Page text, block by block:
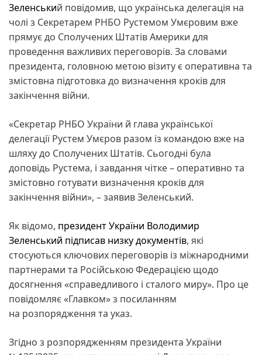
Зеленський повідомив, що українська делегація на
чолі з Секретарем РНБО Рустемом Умєровим вже
прямує до Сполучених Штатів Америки для
проведення важливих переговорів. За словами
президента, головною метою візиту є оперативна та
змістовна підготовка до визначення кроків для
закінчення війни.
«Секретар РНБО України й глава української
делегації Рустем Умєров разом із командою вже на
шляху до Сполучених Штатів. Сьогодні була
доповідь Рустема, і завдання чітке – оперативно та
змістовно готувати визначення кроків для
закінчення війни», – заявив Зеленський.
Як відомо, президент України Володимир
Зеленський підписав низку документів, які
стосуються ключових переговорів із міжнародними
партнерами та Російською Федерацією щодо
досягнення «справедливого і сталого миру». Про це
повідомляє «Главком» з посиланням
на розпорядження та указ.
Згідно з розпорядженням президента України